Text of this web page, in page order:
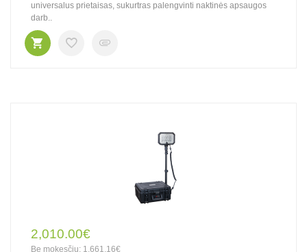
universalus prietaisas, sukurtras palengvinti naktinės apsaugos
darb..
2,010.00€
Be mokesčių: 1,661.16€